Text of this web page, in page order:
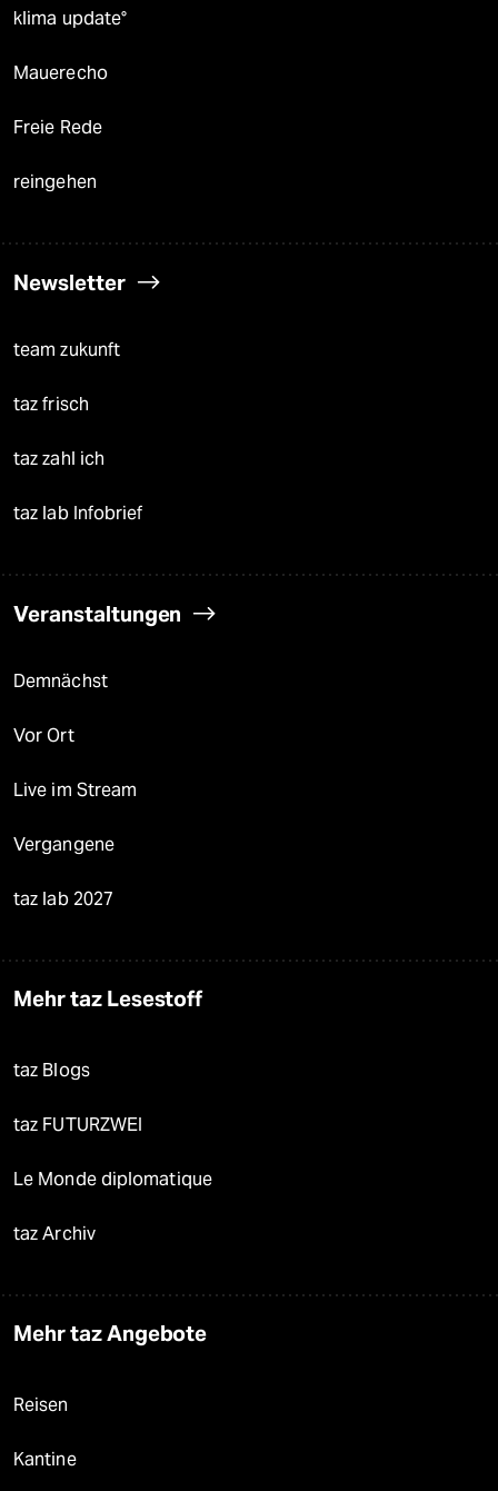
klima update°
Mauerecho
Freie Rede
reingehen
Newsletter
team zukunft
taz frisch
taz zahl ich
taz lab Infobrief
Veranstaltungen
Demnächst
Vor Ort
Live im Stream
Vergangene
taz lab 2027
Mehr taz Lesestoff
taz Blogs
taz FUTURZWEI
Le Monde diplomatique
taz Archiv
Mehr taz Angebote
Reisen
Kantine